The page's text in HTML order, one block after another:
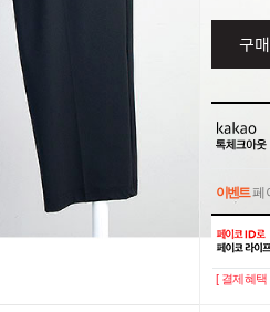
구
이벤트페
이벤트페
[ 결제혜